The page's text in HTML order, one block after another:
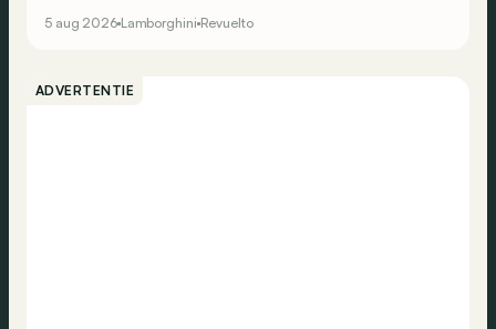
5 aug 2026 Lamborghini Revuelto
ADVERTENTIE